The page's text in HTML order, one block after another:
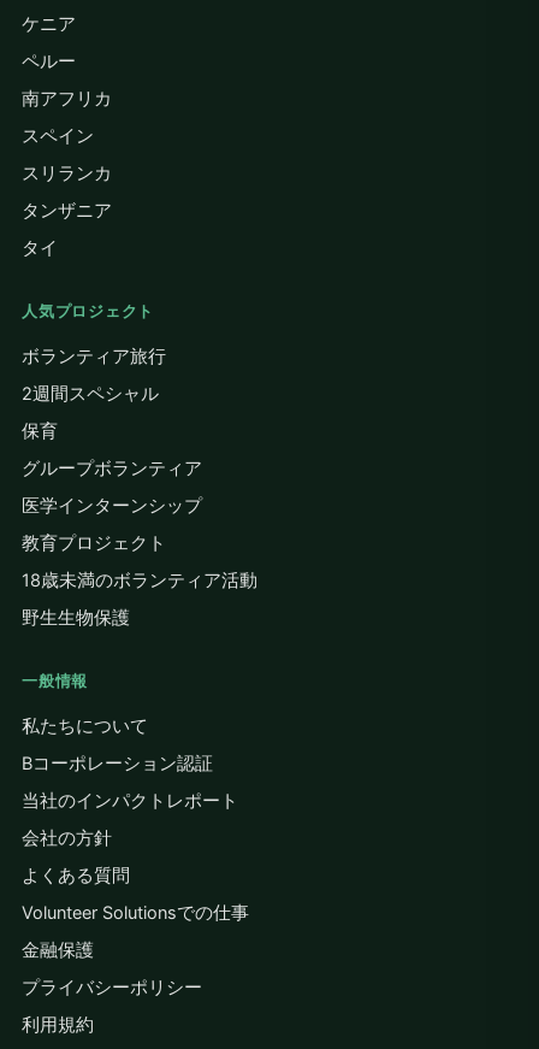
ケニア
ペルー
南アフリカ
スペイン
スリランカ
タンザニア
タイ
人気プロジェクト
ボランティア旅行
2週間スペシャル
保育
グループボランティア
医学インターンシップ
教育プロジェクト
18歳未満のボランティア活動
野生生物保護
一般情報
私たちについて
Bコーポレーション認証
当社のインパクトレポート
会社の方針
よくある質問
Volunteer Solutionsでの仕事
金融保護
プライバシーポリシー
利用規約